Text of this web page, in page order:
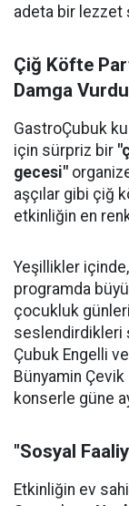
adeta bir lezzet
Çiğ Köfte
Damga Vurdu
GastroÇubuk
için sürpriz bir
gecesi"
aşçılar gibi çiğ
etkinliğin en
Yeşillikler
programda
çocukluk
seslendirdikleri
Çubuk Engelli
Bünyamin
konserle güne
"Sosyal
Etkinliğin ev